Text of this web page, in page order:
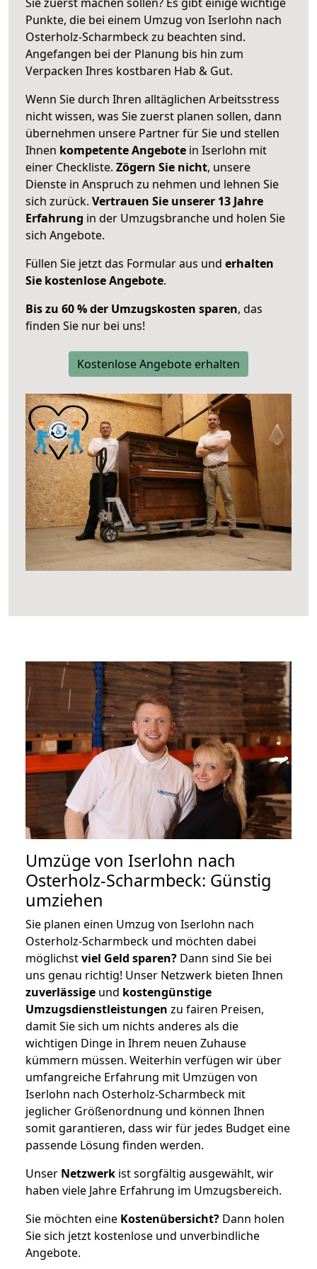
Punkte, die bei einem Umzug von Iserlohn nach
Osterholz-Scharmbeck zu beachten sind.
Angefangen bei der Planung bis hin zum
Verpacken Ihres kostbaren Hab & Gut.
Wenn Sie durch Ihren alltäglichen Arbeitsstress
nicht wissen, was Sie zuerst planen sollen, dann
übernehmen unsere Partner für Sie und stellen
Ihnen kompetente Angebote in Iserlohn mit
einer Checkliste. Zögern Sie nicht, unsere
Dienste in Anspruch zu nehmen und lehnen Sie
sich zurück. Vertrauen Sie unserer 13 Jahre
Erfahrung in der Umzugsbranche und holen Sie
sich Angebote.
Füllen Sie jetzt das Formular aus und erhalten
Sie kostenlose Angebote.
Bis zu 60 % der Umzugskosten sparen, das
finden Sie nur bei uns!
Kostenlose Angebote erhalten
Umzüge von Iserlohn nach
Osterholz-Scharmbeck: Günstig
umziehen
Sie planen einen Umzug von Iserlohn nach
Osterholz-Scharmbeck und möchten dabei
möglichstviel Geld sparen? Dann sind Sie bei
uns genau richtig! Unser Netzwerk bieten Ihnen
zuverlässige und kostengünstige
Umzugsdienstleistungen zu fairen Preisen,
damit Sie sich um nichts anderes als die
wichtigen Dinge in Ihrem neuen Zuhause
kümmern müssen. Weiterhin verfügen wir über
umfangreiche Erfahrung mit Umzügen von
Iserlohn nach Osterholz-Scharmbeck mit
jeglicher Größenordnung und können Ihnen
somit garantieren, dass wir für jedes Budget eine
passende Lösung finden werden.
Unser Netzwerk ist sorgfältig ausgewählt, wir
haben viele Jahre Erfahrung im Umzugsbereich.
Sie möchten eine Kostenübersicht? Dann holen
Sie sich jetzt kostenlose und unverbindliche
Angebote.